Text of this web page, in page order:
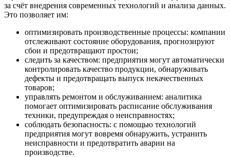
за счёт внедрения современных технологий и анализа данных.
Это позволяет им:
оптимизировать производственные процессы: компании
отслеживают состояние оборудования, прогнозируют
сбои и предотвращают простои;
следить за качеством: предприятия могут автоматически
контролировать качество продукции, обнаруживать
дефекты и предотвращать выпуск некачественных
товаров;
управлять ремонтом и обслуживанием: аналитика
помогает оптимизировать расписание обслуживания
техники, предупреждая о неисправностях;
соблюдать безопасность: с помощью технологий
предприятия могут вовремя обнаружить, устранить
неисправности и предотвратить аварии на
производстве.